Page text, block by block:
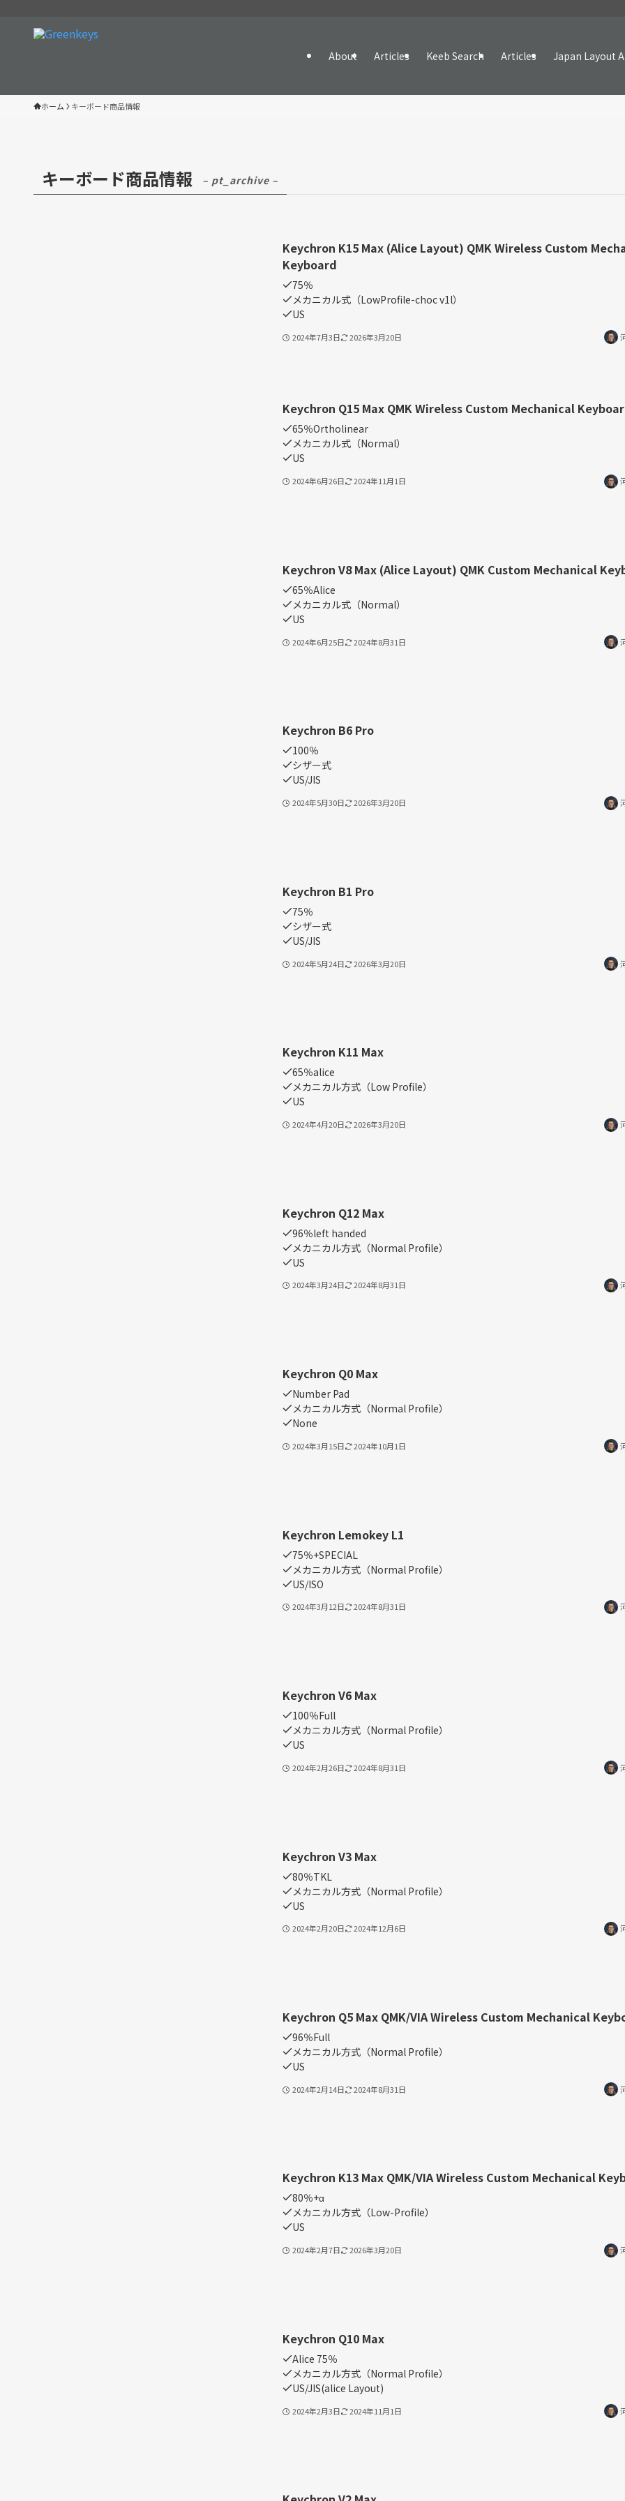
About Articles Keeb Search Articles Japan Layout
ホーム キーボード商品情報
キーボード商品情報 – pt_archive –
Keychron K15 Max (Alice Layout) QMK Wireless Custom
Keyboard
75％
メカニカル式（LowProfile-choc v1l）
US
2024年7月3日 2026年3月20日
Keychron Q15 Max QMK Wireless Custom Mechanical
65％Ortholinear
メカニカル式（Normal）
US
2024年6月26日 2024年11月1日
Keychron V8 Max (Alice Layout) QMK Custom Mechanical
65％Alice
メカニカル式（Normal）
US
2024年6月25日 2024年8月31日
Keychron B6 Pro
100％
シザー式
US/JIS
2024年5月30日 2026年3月20日
Keychron B1 Pro
75％
シザー式
US/JIS
2024年5月24日 2026年3月20日
Keychron K11 Max
65％alice
メカニカル方式（Low Profile）
US
2024年4月20日 2026年3月20日
Keychron Q12 Max
96％left handed
メカニカル方式（Normal Profile）
US
2024年3月24日 2024年8月31日
Keychron Q0 Max
Number Pad
メカニカル方式（Normal Profile）
None
2024年3月15日 2024年10月1日
Keychron Lemokey L1
75％+SPECIAL
メカニカル方式（Normal Profile）
US/ISO
2024年3月12日 2024年8月31日
Keychron V6 Max
100％Full
メカニカル方式（Normal Profile）
US
2024年2月26日 2024年8月31日
Keychron V3 Max
80％TKL
メカニカル方式（Normal Profile）
US
2024年2月20日 2024年12月6日
Keychron Q5 Max QMK/VIA Wireless Custom Mechanical
96％Full
メカニカル方式（Normal Profile）
US
2024年2月14日 2024年8月31日
Keychron K13 Max QMK/VIA Wireless Custom Mechanical
80％+α
メカニカル方式（Low-Profile）
US
2024年2月7日 2026年3月20日
Keychron Q10 Max
Alice 75％
メカニカル方式（Normal Profile）
US/JIS(alice Layout)
2024年2月3日 2024年11月1日